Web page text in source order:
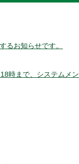
るお知らせです。
時まで、システムメン